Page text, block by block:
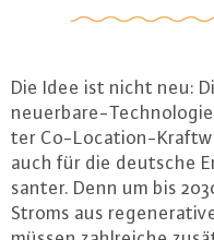
Die Idee ist nicht neu:
neu­er­ba­re-
ter Co-Lo­ca­ti­on-
auch für die deutsche
san­ter. Denn um bis
Stroms aus